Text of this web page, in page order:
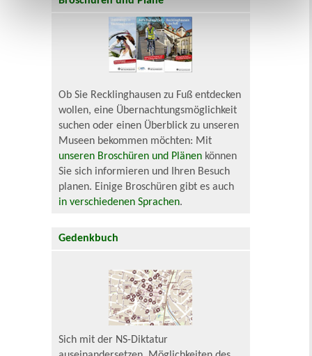
Ob Sie Recklinghausen zu Fuß entdecken
wollen, eine Übernachtungsmöglichkeit
suchen oder einen Überblick zu unseren
Museen bekommen möchten: Mit
unseren Broschüren und Plänen können
Sie sich informieren und Ihren Besuch
planen. Einige Broschüren gibt es auch
in verschiedenen Sprachen.
Gedenkbuch
Sich mit der NS-Diktatur